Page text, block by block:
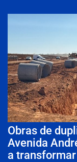
Obras de
Avenida
a